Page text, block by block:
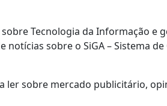
Tecnologia da Informação e
sobre o SiGA – Sistema
ler sobre mercado publicitário,